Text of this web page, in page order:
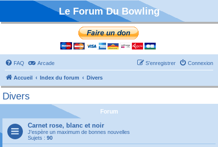
Le Forum Du Bowling
FAQ Arcade Connexion
S’enregistrer
Accueil Index du forum Divers
Divers
Forum
Carnet rose, blanc et noir
J'espère un maximum de bonnes nouvelles
Sujets : 90